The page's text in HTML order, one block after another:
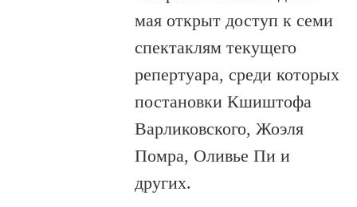
мая открыт доступ к семи
спектаклям текущего
репертуара, среди которых
постановки Кшиштофа
Варликовского, Жоэля
Помра, Оливье Пи и
других.